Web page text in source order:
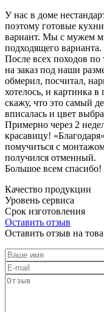
У нас в доме
поэтому готовые
вариант. Мы с мужем
подходящего варианта.
После всех походов
на заказ под наши
обмерил, посчитал,
хотелось, и картинка
скажу, что это самый
вписалась и цвет
Примерно через 2
красавицу!
помучиться с
получился отменный.
Большое всем
Качество продукции
Уровень сервиса
Срок изготовления
Оставить отзыв
Оставить отзыв на